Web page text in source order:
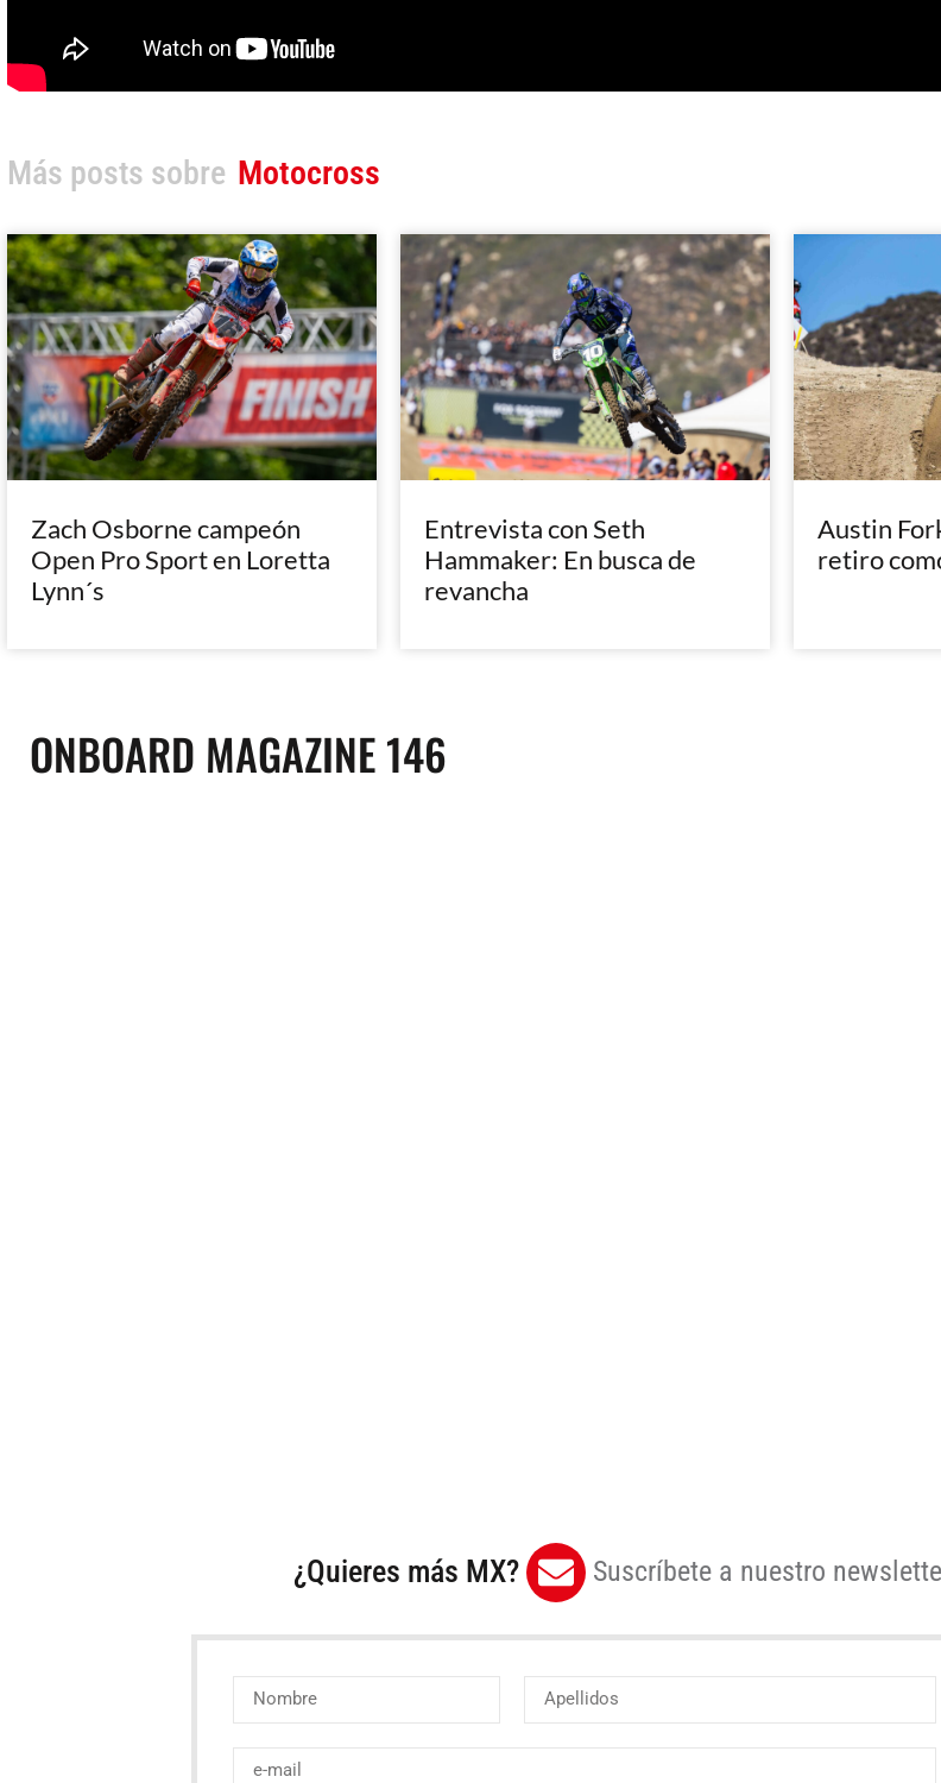
Más posts sobre Motocross
Zach Osborne campeón
Open Pro Sport en Loretta
Lynn´s
Entrevista con Seth
Hammaker: En busca de
revancha
Austin
retiro
ONBOARD MAGAZINE 146
¿Quieres más MX? Suscríbete a nuestro